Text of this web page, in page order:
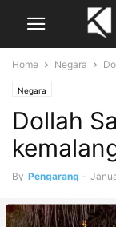
Home Negara
Negara
Dollah
By Pengarang -